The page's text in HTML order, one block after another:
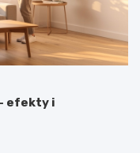
efekty i